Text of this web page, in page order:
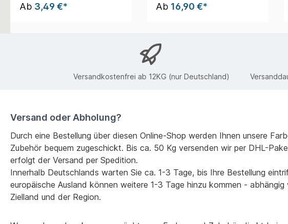
Ab 3,49 €* Ab 16,90 €*
Versandkostenfrei ab 12KG (nur Deutschland)
Versand oder Abholung?
Durch eine Bestellung über diesen Online-Shop werden Ihnen unsere
Zubehör bequem zugeschickt. Bis ca. 50 Kg versenden wir per DHL-
erfolgt der Versand per Spedition.
Innerhalb Deutschlands warten Sie ca. 1-3 Tage, bis Ihre Bestellung
europäische Ausland können weitere 1-3 Tage hinzu kommen - abhängig
Zielland und der Region.